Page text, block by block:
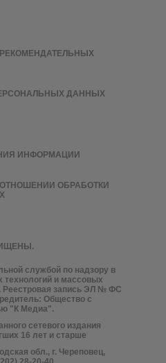
службой по надзору в
и массовых
Реестровая запись ЭЛ № ФС
Общество с
"К Медиа".
сетевого издания
16 лет и старше
обл., г. Череповец,
ДАННЫХ
ИНФОРМАЦИИ
ОБРАБОТКИ